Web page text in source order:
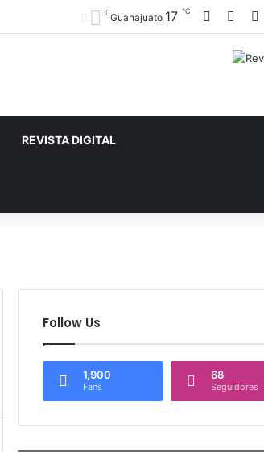
Guanajuato 17 ℃ Facebook
REVISTA DIGITAL
Follow Us
1,900
Fans
68
Seguidores